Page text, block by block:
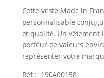
Cette veste Made in
personnalisable
et qualité. Un vêtement
porteur de valeurs
représenter votre
Réf : 190A00158